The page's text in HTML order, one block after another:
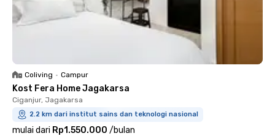
Coliving • Campur
Kost Fera Home Jagakarsa
Ciganjur, Jagakarsa
2.2 km dari institut sains dan teknologi nasional
mulai dari Rp1.550.000 /bulan